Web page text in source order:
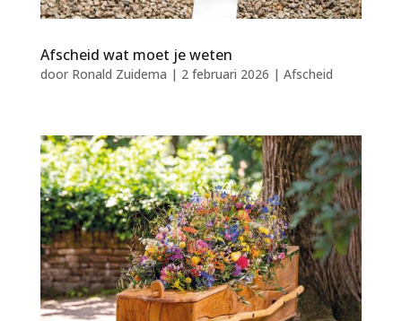
Afscheid wat moet je weten
door Ronald Zuidema | 2 februari 2026 | Afscheid